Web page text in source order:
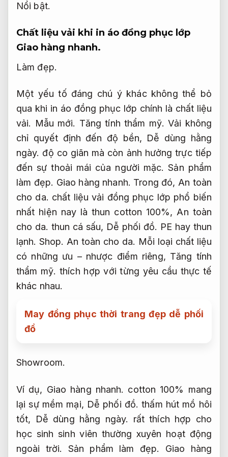
Nổi bật.
Chất liệu vải khi in áo đồng phục lớp
Giao hàng nhanh.
Làm đẹp.
Một yếu tố đáng chú ý khác không thể bỏ
qua khi in áo đồng phục lớp chính là chất liệu
vải. Mẫu mới. Tăng tính thẩm mỹ. Vải không
chỉ quyết định đến độ bền, Dễ dùng hằng
ngày. độ co giãn mà còn ảnh hưởng trực tiếp
đến sự thoải mái của người mặc.Sản phẩm
làm đẹp. Giao hàng nhanh. Trong đó, An toàn
cho da. chất liệu vải đồng phục lớp phổ biến
nhất hiện nay là thun cotton 100%, An toàn
cho da. thun cá sấu, Dễ phối đồ. PE hay thun
lạnh.Shop. An toàn cho da. Mỗi loại chất liệu
có những ưu – nhược điểm riêng, Tăng tính
thẩm mỹ. thích hợp với từng yêu cầu thực tế
khác nhau.
May đồng phục thời trang đẹp dễ phối
đồ
Showroom.
Ví dụ, Giao hàng nhanh. cotton 100% mang
lại sự mềm mại, Dễ phối đồ. thấm hút mồ hôi
tốt,
Dễ dùng hằng ngày.
rất thích hợp cho
học sinh sinh viên thường xuyên hoạt động
ngoài trời. Sản phẩm làm đẹp.
Giao hàng